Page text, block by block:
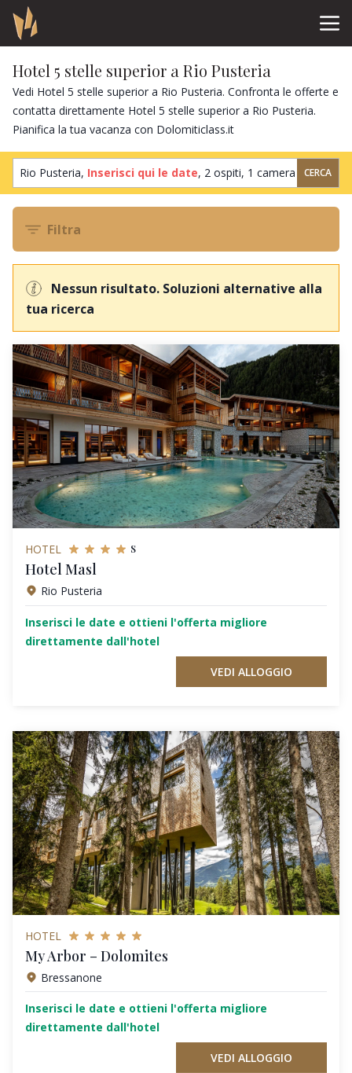
Hotel 5 stelle superior a Rio Pusteria
Vedi Hotel 5 stelle superior a Rio Pusteria. Confronta le offerte e
contatta direttamente Hotel 5 stelle superior a Rio Pusteria.
Pianifica la tua vacanza con Dolomiticlass.it
Rio Pusteria, Inserisci qui le date, 2 ospiti, 1 camera CERCA
Filtra
Nessun risultato. Soluzioni alternative alla
tua ricerca
HOTEL s
Hotel Masl
Rio Pusteria
Inserisci le date e ottieni l'offerta migliore
direttamente dall'hotel
VEDI ALLOGGIO
HOTEL
My Arbor – Dolomites
Bressanone
Inserisci le date e ottieni l'offerta migliore
direttamente dall'hotel
VEDI ALLOGGIO